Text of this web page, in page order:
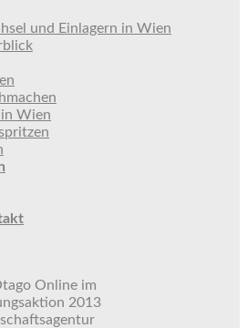
und Einlagern in Wien
Wien
Online im
2013